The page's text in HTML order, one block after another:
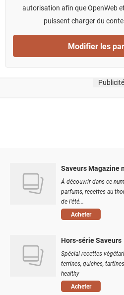
autorisation afin que OpenWeb
puissent charger du
Modifier les
Publicité
Saveurs Magazine
À découvrir dans ce
parfums, recettes au
de l'été...
Acheter
Hors-série Saveurs
Spécial recettes
terrines, quiches,
healthy
Acheter